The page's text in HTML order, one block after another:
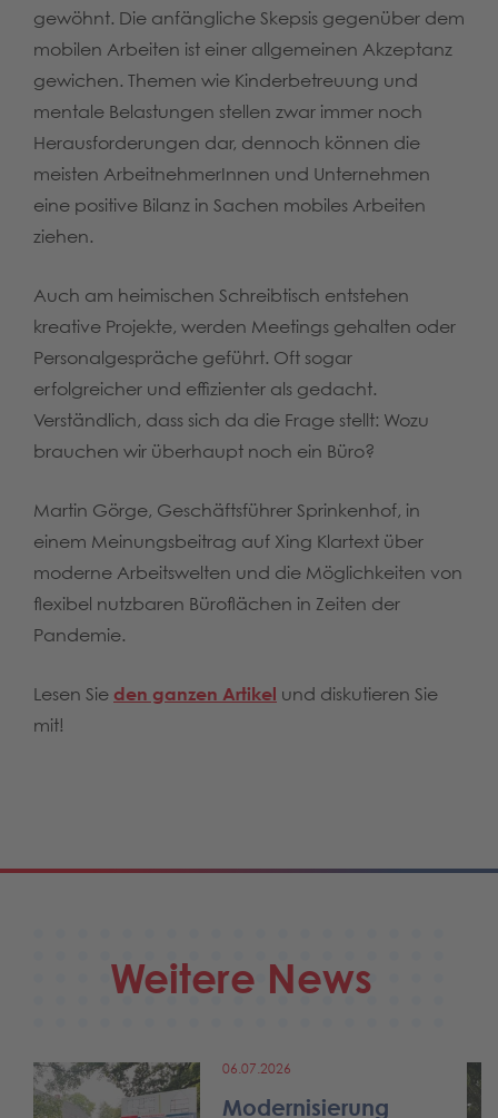
gewöhnt. Die anfängliche Skepsis gegenüber dem
mobilen Arbeiten ist einer allgemeinen Akzeptanz
gewichen. Themen wie Kinderbetreuung und
mentale Belastungen stellen zwar immer noch
Herausforderungen dar, dennoch können die
meisten ArbeitnehmerInnen und Unternehmen
eine positive Bilanz in Sachen mobiles Arbeiten
ziehen.
Auch am heimischen Schreibtisch entstehen
kreative Projekte, werden Meetings gehalten oder
Personalgespräche geführt. Oft sogar
erfolgreicher und effizienter als gedacht.
Verständlich, dass sich da die Frage stellt: Wozu
brauchen wir überhaupt noch ein Büro?
Martin Görge, Geschäftsführer Sprinkenhof, in
einem Meinungsbeitrag auf Xing Klartext über
moderne Arbeitswelten und die Möglichkeiten von
flexibel nutzbaren Büroflächen in Zeiten der
Pandemie.
Lesen Sie den ganzen Artikel und diskutieren Sie
mit!
Weitere News
06.07.2026
Modernisierung